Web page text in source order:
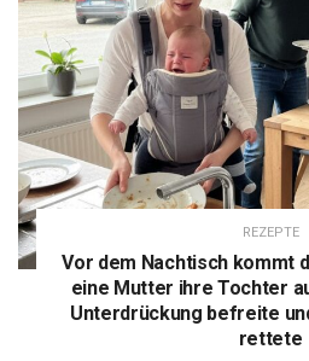
REZEPTE
Vor dem Nachtisch kommt
eine Mutter ihre Tochter
Unterdrückung befreite
rettete